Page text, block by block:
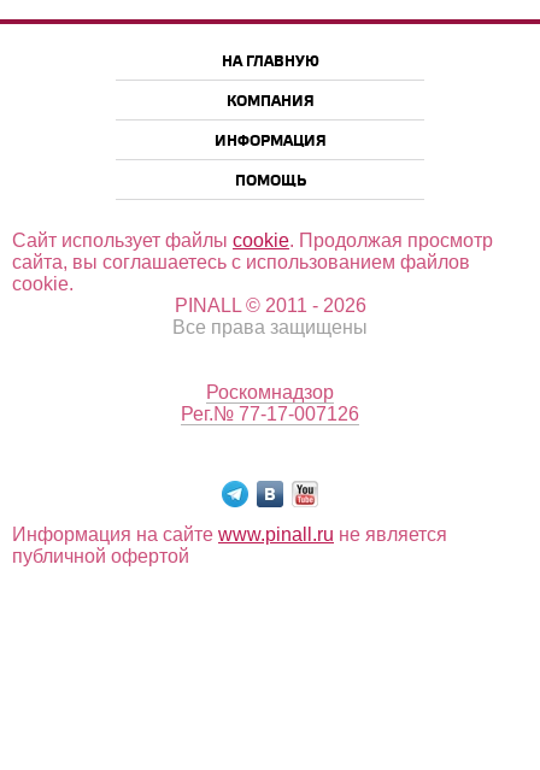
НА ГЛАВНУЮ
КОМПАНИЯ
ИНФОРМАЦИЯ
ПОМОЩЬ
Сайт использует файлы cookie. Продолжая просмотр
сайта, вы соглашаетесь с использованием файлов
cookie.
PINALL © 2011 - 2026
Все права защищены
Роскомнадзор
Рег.№ 77-17-007126
Информация на сайте www.pinall.ru не является
публичной офертой